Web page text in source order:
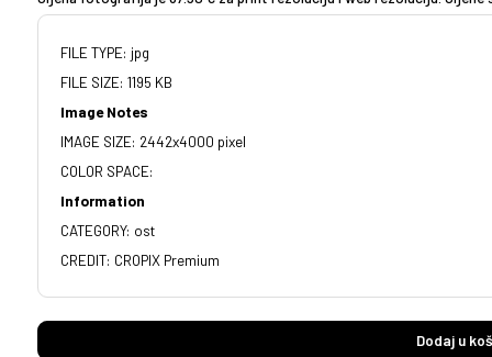
FILE TYPE: jpg
FILE SIZE: 1195 KB
Image Notes
IMAGE SIZE: 2442x4000 pixel
COLOR SPACE:
Information
CATEGORY: ost
CREDIT: CROPIX Premium
Dodaj u